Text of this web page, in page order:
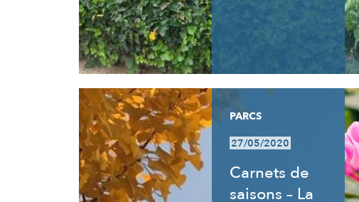
PARCS
27/05/2020
Carnets de
saisons – La